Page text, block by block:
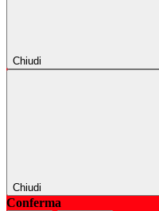
Chiudi
Chiudi
Conferma